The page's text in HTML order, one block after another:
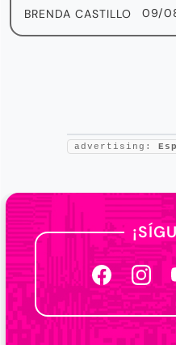
BRENDA CASTILLO 09/
advertising: